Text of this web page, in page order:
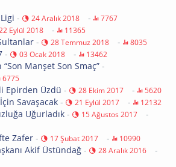
- 24 Aralık 2018 - 7767
Eylül 2018 - 11365
- 28 Temmuz 2018 - 8035
- 03 Ocak 2018 - 13462
Manşet Son Smaç” -
6775
Epirden Üzdü - 28 Ekim 2017 - 5620
Savaşacak - 21 Eylül 2017 - 12132
Uğurladık - 15 Ağustos 2017 -
Zafer - 17 Şubat 2017 - 10990
Akif Üstündağ - 28 Aralık 2016 -